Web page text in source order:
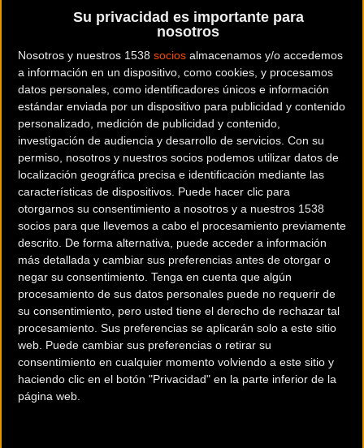
Su privacidad es importante para
nosotros
Nosotros y nuestros 1538 socios almacenamos y/o accedemos
a información en un dispositivo, como cookies, y procesamos
datos personales, como identificadores únicos e información
estándar enviada por un dispositivo para publicidad y contenido
personalizado, medición de publicidad y contenido,
investigación de audiencia y desarrollo de servicios. Con su
permiso, nosotros y nuestros socios podemos utilizar datos de
localización geográfica precisa e identificación mediante las
características de dispositivos. Puede hacer clic para
otorgarnos su consentimiento a nosotros y a nuestros 1538
socios para que llevemos a cabo el procesamiento previamente
descrito. De forma alternativa, puede acceder a información
más detallada y cambiar sus preferencias antes de otorgar o
negar su consentimiento. Tenga en cuenta que algún
procesamiento de sus datos personales puede no requerir de
su consentimiento, pero usted tiene el derecho de rechazar tal
procesamiento. Sus preferencias se aplicarán solo a este sitio
web. Puede cambiar sus preferencias o retirar su
consentimiento en cualquier momento volviendo a este sitio y
haciendo clic en el botón "Privacidad" en la parte inferior de la
página web.
primera junto al equipo de Eusebio Unzué.
capacidad por adaptarse, año tras año, a las necesidades
del equipo le ha brindado una larga carrera en el conjunto
navarro. Esta temporada realizó un total de 7.413 km en 48
días de competición; entre ellos, el Giro de Italia.
Albert Torres: "Estoy muy contento de renovar un año
más con Movistar Team. Un equipo que me dio la
oportunidad de incorporarme a sus filas en el año
2020 y que sigue confiando plenamente en mis
virtudes, estoy muy agradecido por continuar en
2025.
Seguir una temporada más significa que el equipo
está contento conmigo. Voy a mantener mi papel en
ayudar a mis compañeros, siendo un rol que me hace
estar muy orgulloso y partícipe de los éxitos del
equipo”.